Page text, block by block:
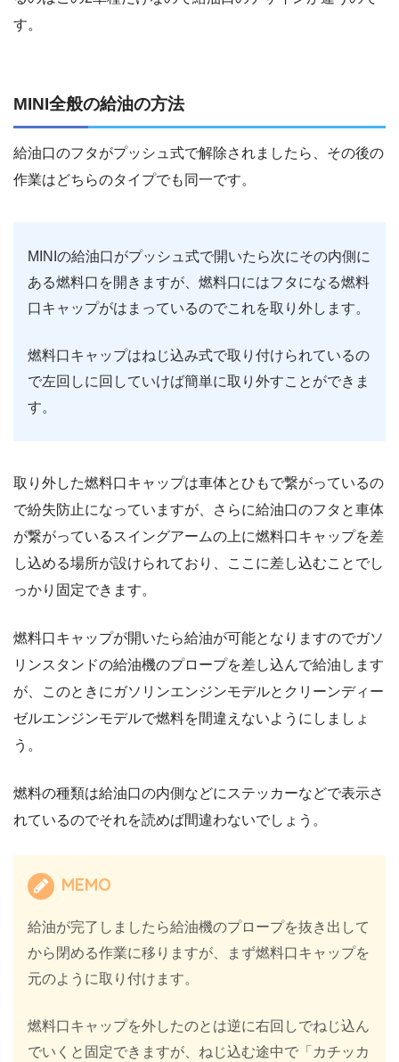
す。
MINI全般の給油の方法
給油口のフタがプッシュ式で解除されましたら、その後の
作業はどちらのタイプでも同一です。
MINIの給油口がプッシュ式で開いたら次にその内側に
ある燃料口を開きますが、燃料口にはフタになる燃料
口キャップがはまっているのでこれを取り外します。
燃料口キャップはねじ込み式で取り付けられているの
で左回しに回していけば簡単に取り外すことができま
す。
取り外した燃料口キャップは車体とひもで繋がっているの
で紛失防止になっていますが、さらに給油口のフタと車体
が繋がっているスイングアームの上に燃料口キャップを差
し込める場所が設けられており、ここに差し込むことでし
っかり固定できます。
燃料口キャップが開いたら給油が可能となりますのでガソ
リンスタンドの給油機のプロープを差し込んで給油します
が、このときにガソリンエンジンモデルとクリーンディー
ゼルエンジンモデルで燃料を間違えないようにしましょ
う。
燃料の種類は給油口の内側などにステッカーなどで表示さ
れているのでそれを読めば間違わないでしょう。
MEMO
給油が完了しましたら給油機のプロープを抜き出して
から閉める作業に移りますが、まず燃料口キャップを
元のように取り付けます。
燃料口キャップを外したのとは逆に右回しでねじ込ん
でいくと固定できますが、ねじ込む途中で「カチッカ